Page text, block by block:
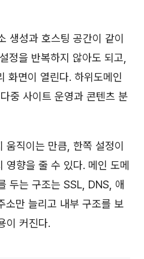
생성과 호스팅 공간이 같이
정을 반복하지 않아도 되고,
면이 열린다. 하위도메인
중 사이트 운영과 콘텐츠 분
움직이는 만큼, 한쪽 설정이
영향을 줄 수 있다. 메인 도메
두는 구조는 SSL, DNS, 애
소만 늘리고 내부 구조를 보
이 커진다.